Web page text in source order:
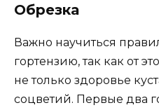
Обрезка
Важно научиться
гортензию, так как от
не только здоровье
соцветий. Первые два